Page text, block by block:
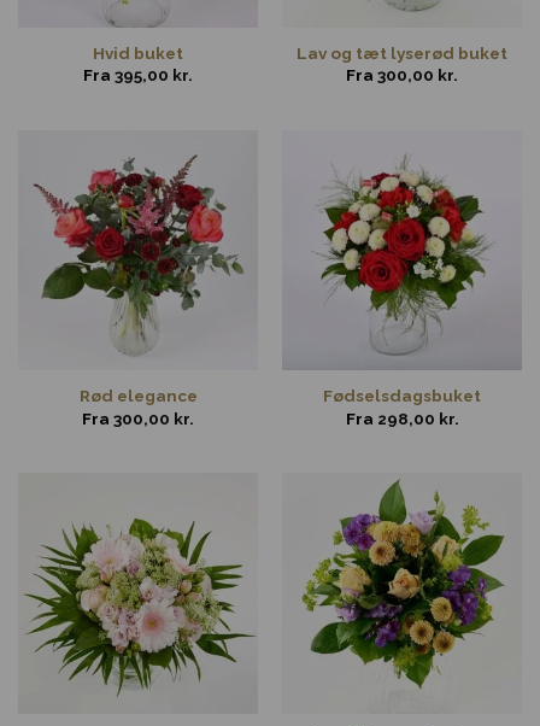
Hvid buket
Fra 395,00 kr.
Lav og tæt lyserød buket
Fra 300,00 kr.
Rød elegance
Fra 300,00 kr.
Fødselsdagsbuket
Fra 298,00 kr.